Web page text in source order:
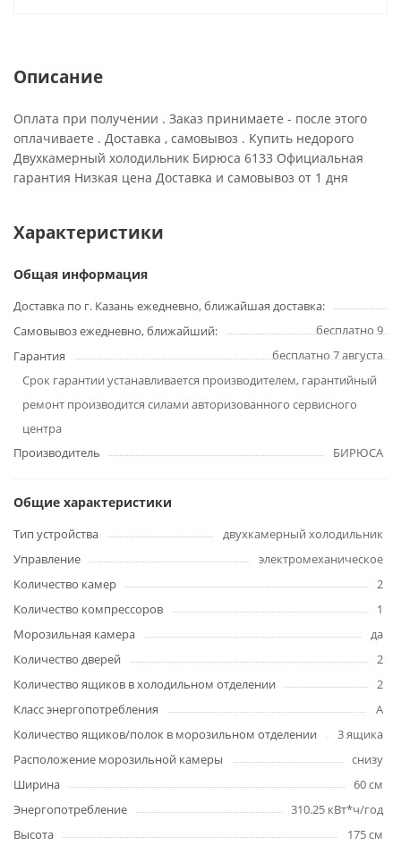
Описание
Оплата при получении . Заказ принимаете - после этого
оплачиваете . Доставка , самовывоз . Купить недорого
Двухкамерный холодильник Бирюса 6133 Официальная
гарантия Низкая цена Доставка и самовывоз от 1 дня
Характеристики
Общая информация
Доставка по г. Казань ежедневно, ближайшая доставка:
бесплатно 9
Самовывоз ежедневно, ближайший:
бесплатно 7 августа
Гарантия
Срок гарантии устанавливается производителем, гарантийный
ремонт производится силами авторизованного сервисного
центра
Производитель
БИРЮСА
Общие характеристики
Тип устройства
двухкамерный холодильник
Управление
электромеханическое
Количество камер
2
Количество компрессоров
1
Морозильная камера
да
Количество дверей
2
Количество ящиков в холодильном отделении
2
Класс энергопотребления
A
Количество ящиков/полок в морозильном отделении
3 ящика
Расположение морозильной камеры
снизу
Ширина
60 см
Энергопотребление
310.25 кВт*ч/год
Высота
175 см